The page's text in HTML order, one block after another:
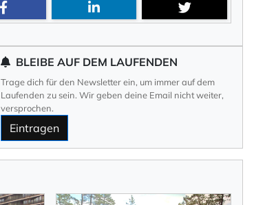
BLEIBE AUF DEM LAUFENDEN
Trage dich für den Newsletter ein, um immer auf dem
Laufenden zu sein. Wir geben deine Email nicht weiter,
versprochen.
Eintragen